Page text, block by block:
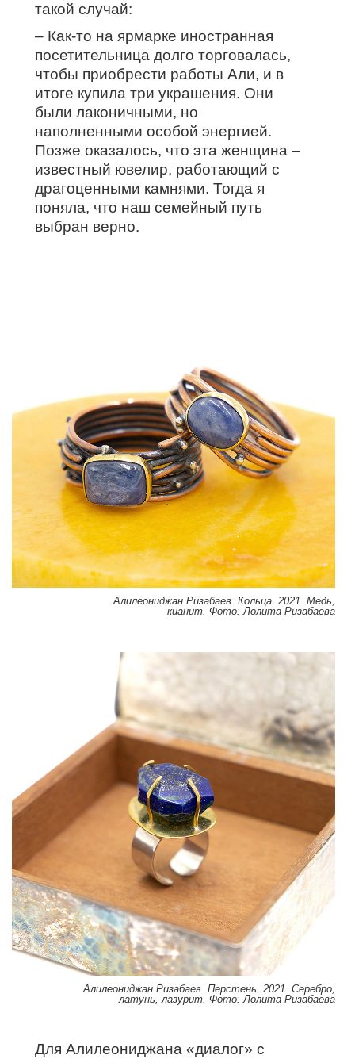
такой случай:
– Как-то на ярмарке иностранная
посетительница долго торговалась,
чтобы приобрести работы Али, и в
итоге купила три украшения. Они
были лаконичными, но
наполненными особой энергией.
Позже оказалось, что эта женщина –
известный ювелир, работающий с
драгоценными камнями. Тогда я
поняла, что наш семейный путь
выбран верно.
Алилеониджан Ризабаев. Кольца. 2021. Медь,
кианит. Фото: Лолита Ризабаева
Алилеониджан Ризабаев. Перстень. 2021. Серебро,
латунь, лазурит. Фото: Лолита Ризабаева
Для Алилеониджана «диалог» с